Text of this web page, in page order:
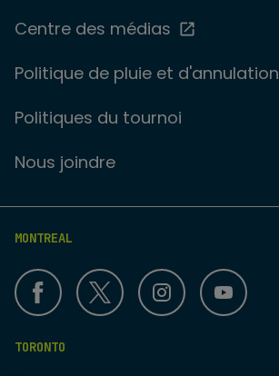
Centre des médias
Politique de pluie et d'annulation
Politiques du tournoi
Nous joindre
MONTREAL
TORONTO